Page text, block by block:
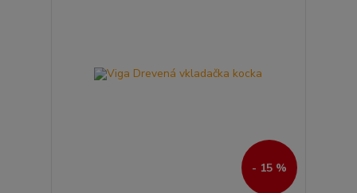
- 15 %